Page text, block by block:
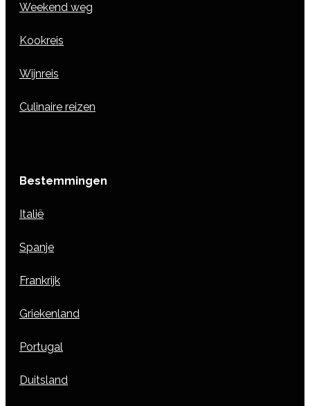
Weekend weg
Kookreis
Wijnreis
Culinaire reizen
Bestemmingen
Italië
Spanje
Frankrijk
Griekenland
Portugal
Duitsland